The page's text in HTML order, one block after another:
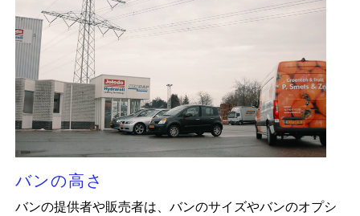
バンの高さ
バンの提供者や販売者は、バンのサイズやバンのオプシ